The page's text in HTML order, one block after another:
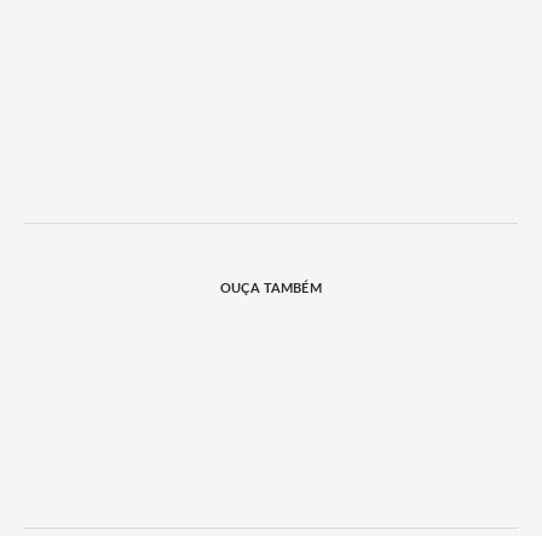
OUÇA TAMBÉM